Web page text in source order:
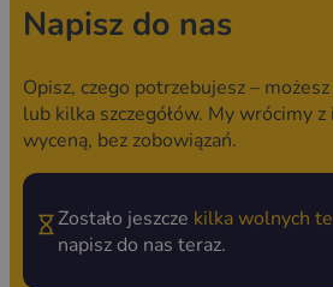
Napisz do nas
Opisz, czego potrzebujesz –
lub kilka szczegółów. My wrócimy
wyceną, bez zobowiązań.
Zostało jeszcze kilka wolnych
napisz do nas teraz.